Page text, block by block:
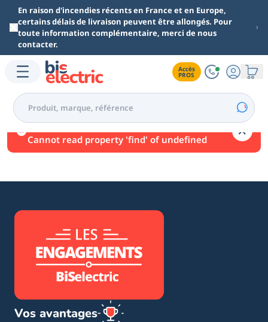
Aller au contenu principal
En raison d'incendies récents en France et en Europe,
certains délais de livraison peuvent être allongés. Pour
toute information complémentaire, merci de nous
contacter.
Accès
PROS
Une erreur est survenue.
Cannot read property 'find' of undefined
Vos avantages